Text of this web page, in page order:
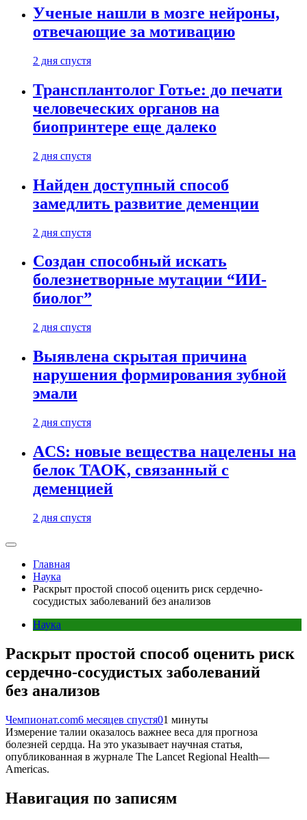
Ученые нашли в мозге нейроны,
отвечающие за мотивацию
2 дня спустя
Трансплантолог Готье: до печати
человеческих органов на
биопринтере еще далеко
2 дня спустя
Найден доступный способ
замедлить развитие деменции
2 дня спустя
Создан способный искать
болезнетворные мутации “ИИ-
биолог”
2 дня спустя
Выявлена скрытая причина
нарушения формирования зубной
эмали
2 дня спустя
ACS: новые вещества нацелены на
белок TAOK, связанный с
деменцией
2 дня спустя
Главная
Наука
Раскрыт простой способ оценить риск сердечно-
сосудистых заболеваний без анализов
Наука
Раскрыт простой способ оценить риск
сердечно-сосудистых заболеваний
без анализов
Чемпионат.com6 месяцев спустя01 минуты
Измерение талии оказалось важнее веса для прогноза
болезней сердца. На это указывает научная статья,
опубликованная в журнале The Lancet Regional Health—
Americas.
Навигация по записям